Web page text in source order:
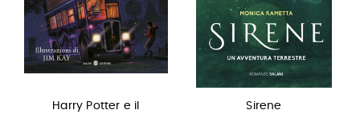
Harry Potter e il
Sirene